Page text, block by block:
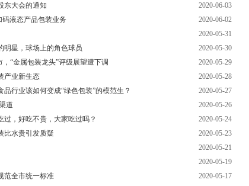
2020-06-03
东大会的通知
2020-06-02
液态产品包装业务
2020-05-31
2020-05-30
明星，球场上的角色球员
2020-05-29
“金属包装龙头”评级展望遭下调
2020-05-28
产业新生态
2020-05-27
行业该如何变成“绿色包装”的模范生？
2020-05-26
道
2020-05-24
过，好吃不贵，大家吃过吗？
2020-05-23
比水贵引发质疑
2020-05-21
2020-05-19
2020-05-17
范全市统一标准